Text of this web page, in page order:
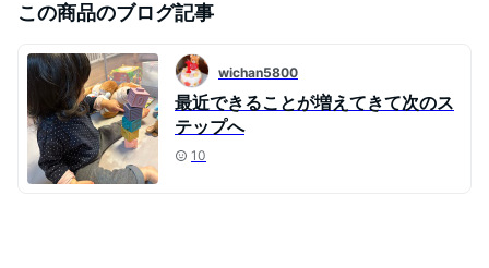
この商品のブログ記事
wichan5800
最近できることが増えてきて次のス
テップへ
10